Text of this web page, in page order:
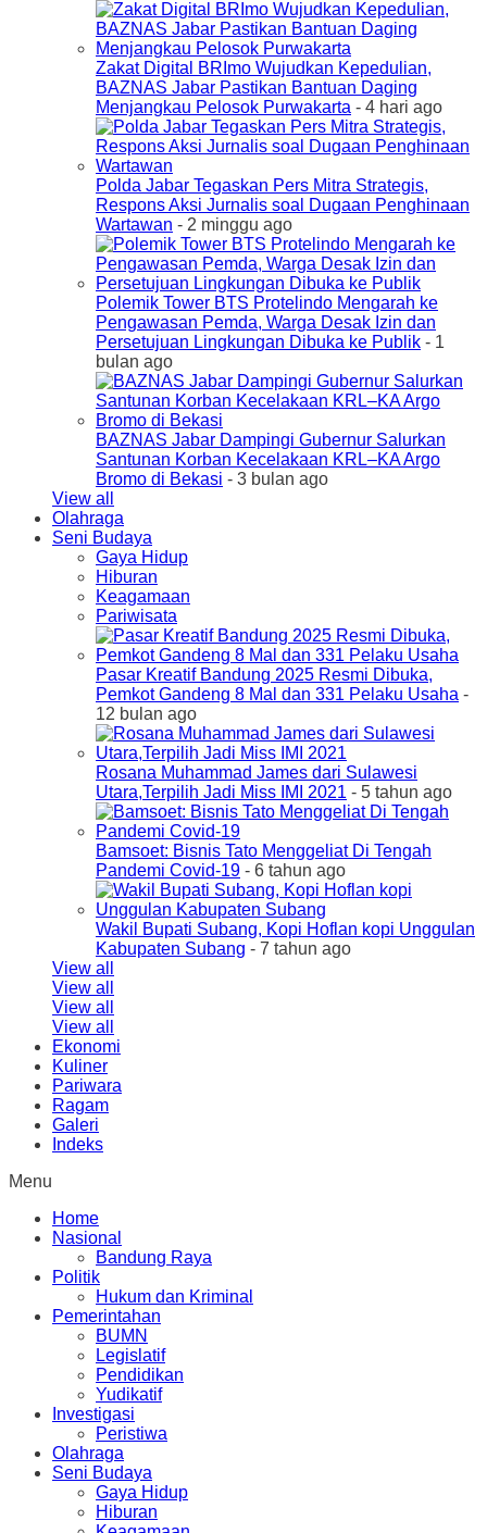
Zakat Digital BRImo Wujudkan Kepedulian,
BAZNAS Jabar Pastikan Bantuan Daging
Menjangkau Pelosok Purwakarta - 4 hari ago
Polda Jabar Tegaskan Pers Mitra Strategis,
Respons Aksi Jurnalis soal Dugaan Penghinaan
Wartawan - 2 minggu ago
Polemik Tower BTS Protelindo Mengarah ke
Pengawasan Pemda, Warga Desak Izin dan
Persetujuan Lingkungan Dibuka ke Publik - 1
bulan ago
BAZNAS Jabar Dampingi Gubernur Salurkan
Santunan Korban Kecelakaan KRL–KA Argo
Bromo di Bekasi - 3 bulan ago
View all
Olahraga
Seni Budaya
Gaya Hidup
Hiburan
Keagamaan
Pariwisata
Pasar Kreatif Bandung 2025 Resmi Dibuka,
Pemkot Gandeng 8 Mal dan 331 Pelaku Usaha -
12 bulan ago
Rosana Muhammad James dari Sulawesi
Utara,Terpilih Jadi Miss IMI 2021 - 5 tahun ago
Bamsoet: Bisnis Tato Menggeliat Di Tengah
Pandemi Covid-19 - 6 tahun ago
Wakil Bupati Subang, Kopi Hoflan kopi Unggulan
Kabupaten Subang - 7 tahun ago
View all
View all
View all
View all
Ekonomi
Kuliner
Pariwara
Ragam
Galeri
Indeks
Menu
Home
Nasional
Bandung Raya
Politik
Hukum dan Kriminal
Pemerintahan
BUMN
Legislatif
Pendidikan
Yudikatif
Investigasi
Peristiwa
Olahraga
Seni Budaya
Gaya Hidup
Hiburan